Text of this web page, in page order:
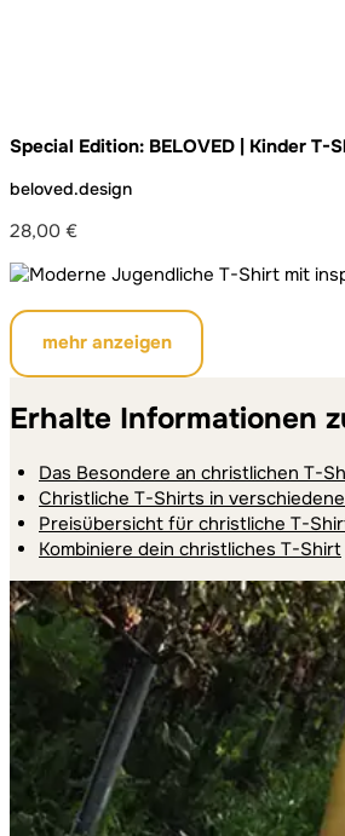
Special Edition: BELOVED | Kinder
beloved.design
28,00 €
mehr anzeigen
Erhalte Informationen
Das Besondere an christlichen T-
Christliche T-Shirts in
Preisübersicht für christliche T-
Kombiniere dein christliches T-Shirt